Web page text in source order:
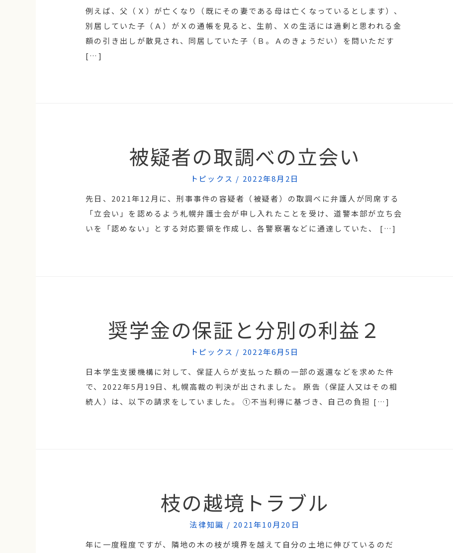
例えば、父（Ｘ）が亡くなり（既にその妻である母は亡くなっているとします）、
別居していた子（Ａ）がＸの通帳を見ると、生前、Ｘの生活には過剰と思われる金
額の引き出しが散見され、同居していた子（Ｂ。Ａのきょうだい）を問いただす
[…]
被疑者の取調べの立会い
トピックス / 2022年8月2日
先日、2021年12月に、刑事事件の容疑者（被疑者）の取調べに弁護人が同席する
「立会い」を認めるよう札幌弁護士会が申し入れたことを受け、道警本部が立ち会
いを「認めない」とする対応要領を作成し、各警察署などに通達していた、 […]
奨学金の保証と分別の利益２
トピックス / 2022年6月5日
日本学生支援機構に対して、保証人らが支払った額の一部の返還などを求めた件
で、2022年5月19日、札幌高裁の判決が出されました。 原告（保証人又はその相
続人）は、以下の請求をしていました。 ①不当利得に基づき、自己の負担 […]
枝の越境トラブル
法律知識 / 2021年10月20日
年に一度程度ですが、隣地の木の枝が境界を越えて自分の土地に伸びているのだ